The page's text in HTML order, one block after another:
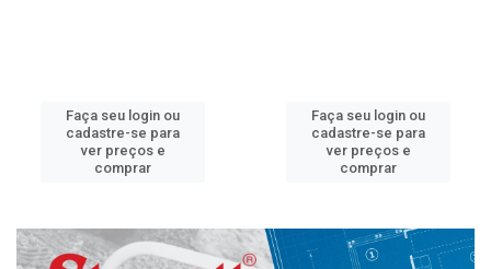
Faça seu login ou
cadastre-se para
ver preços e
comprar
Faça seu login ou
cadastre-se para
ver preços e
comprar